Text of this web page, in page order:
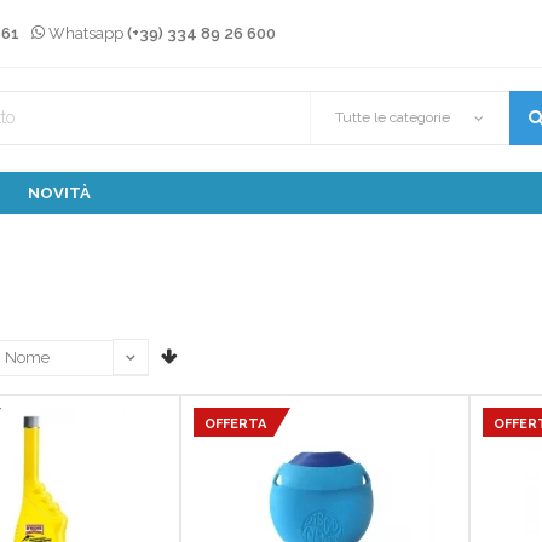
Whatsapp (+39) 334 89 26 600
Tutte le categorie
NOVITÀ
OFFERTA